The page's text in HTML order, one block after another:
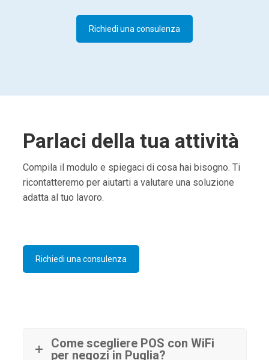
Richiedi una consulenza
Parlaci della tua attività
Compila il modulo e spiegaci di cosa hai bisogno. Ti
ricontatteremo per aiutarti a valutare una soluzione
adatta al tuo lavoro.
Richiedi una consulenza
Come scegliere POS con WiFi
per negozi in Puglia?